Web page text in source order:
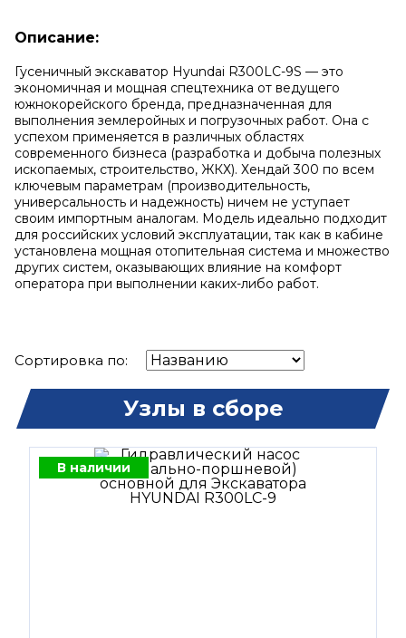
Описание:
Гусеничный экскаватор Hyundai R300LC-9S — это
экономичная и мощная спецтехника от ведущего
южнокорейского бренда, предназначенная для
выполнения землеройных и погрузочных работ. Она с
успехом применяется в различных областях
современного бизнеса (разработка и добыча полезных
ископаемых, строительство, ЖКХ). Хендай 300 по всем
ключевым параметрам (производительность,
универсальность и надежность) ничем не уступает
своим импортным аналогам. Модель идеально подходит
для российских условий эксплуатации, так как в кабине
установлена мощная отопительная система и множество
других систем, оказывающих влияние на комфорт
оператора при выполнении каких-либо работ.
Сортировка по:
Узлы в сборе
В наличии